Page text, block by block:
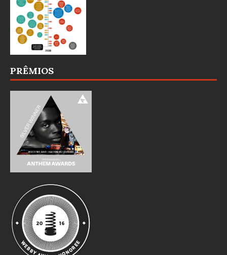
PRÊMIOS